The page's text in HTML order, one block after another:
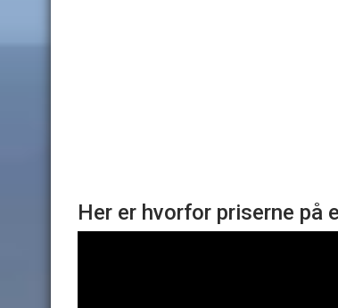
Her er hvorfor priserne